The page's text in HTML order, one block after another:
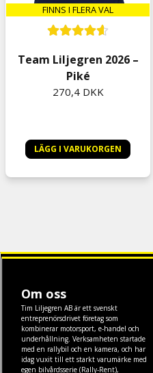
FINNS I FLERA VAL
Team Liljegren 2026 –
Piké
270,4 DKK
LÄGG I VARUKORGEN
Om oss
Tim Liljegren AB är ett svenskt
entreprenörsdrivet företag som
kombinerar motorsport, e-handel och
underhållning. Verksamheten startade
med en rallybil och en kamera, och har
idag vuxit till ett starkt varumärke med
egen bilvårdsserie (Rally-Rent),